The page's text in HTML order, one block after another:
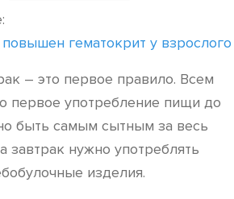
гематокрит у взрослого
– это первое правило. Всем
первое употребление пищи до
быть самым сытным за весь
завтрак нужно употреблять
изделия.